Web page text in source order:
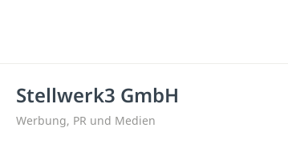
Stellwerk3 GmbH
Werbung, PR und Medien